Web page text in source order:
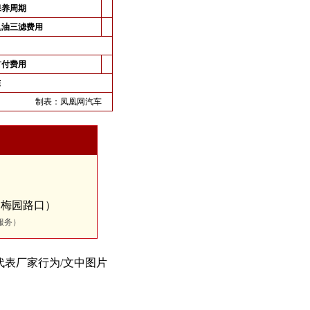
周期
三滤费用
费用
制表： 凤凰网汽车
园路口）
）
表厂家行为/文中图片